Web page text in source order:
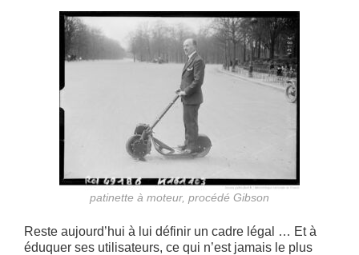
patinette à moteur, procédé Gibson
Reste aujourd’hui à lui définir un cadre légal … Et à
éduquer ses utilisateurs, ce qui n’est jamais le plus